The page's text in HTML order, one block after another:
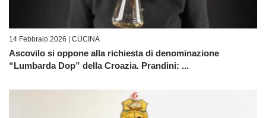
14 Febbraio 2026 | CUCINA
Ascovilo si oppone alla richiesta di denominazione
“Lumbarda Dop” della Croazia. Prandini: ...